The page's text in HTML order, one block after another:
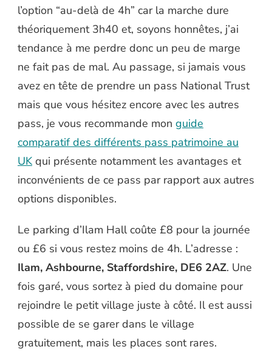
l’option “au-delà de 4h” car la marche dure
théoriquement 3h40 et, soyons honnêtes, j’ai
tendance à me perdre donc un peu de marge
ne fait pas de mal. Au passage, si jamais vous
avez en tête de prendre un pass National Trust
mais que vous hésitez encore avec les autres
pass, je vous recommande mon guide
comparatif des différents pass patrimoine au
UKqui présente notamment les avantages et
inconvénients de ce pass par rapport aux autres
options disponibles.
Le parking d’Ilam Hall coûte £8 pour la journée
ou £6 si vous restez moins de 4h. L’adresse :
Ilam, Ashbourne, Staffordshire, DE6 2AZ. Une
fois garé, vous sortez à pied du domaine pour
rejoindre le petit village juste à côté. Il est aussi
possible de se garer dans le village
gratuitement, mais les places sont rares.